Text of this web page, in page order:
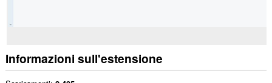
Informazioni sull'estensione